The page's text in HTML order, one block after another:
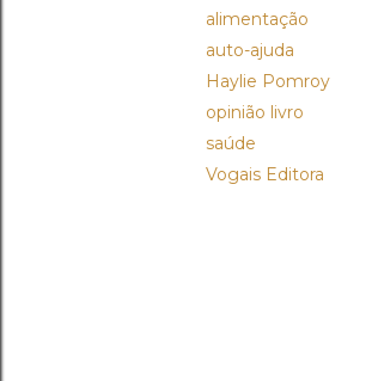
alimentação
auto-ajuda
Haylie Pomroy
opinião livro
saúde
Vogais Editora